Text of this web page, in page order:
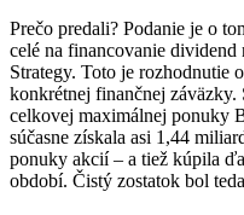
Prečo predali? Podanie je o
celé na financovanie
Strategy. Toto je rozhodnutie
konkrétnej finančnej záväzky.
celkovej maximálnej ponuky
súčasne získala asi 1,44
ponuky akcií – a tiež kúpila
období. Čistý zostatok bol